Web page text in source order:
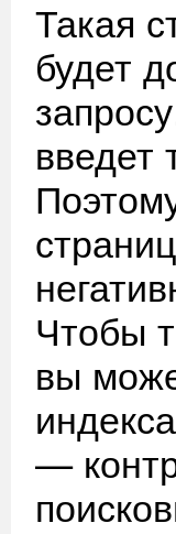
Такая
будет
введет
Чтобы
вы
—